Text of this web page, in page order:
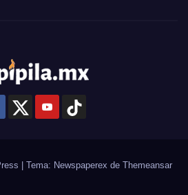
Tema: Newspaperex de Themeansar